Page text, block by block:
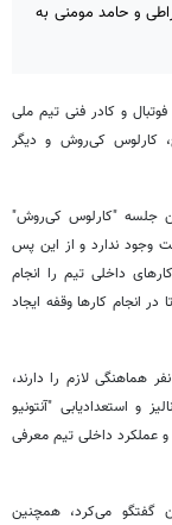
و حامد مومنی به
و کادر فنی تیم ملی
کارلوس کی‌روش و دیگر
جلسه "کارلوس کی‌روش"
وجود ندارد و از این پس
داخلی تیم را انجام
کارها وقفه ایجاد
بیان اینکه امید نمازی و "دانیل گاسپار" هم با این 2 نفر هماهنگی لازم را دارند،
و استعدادیابی "آنتونیو
عملکرد داخلی تیم معرفی
گفتگو می‌کرد، همچنین